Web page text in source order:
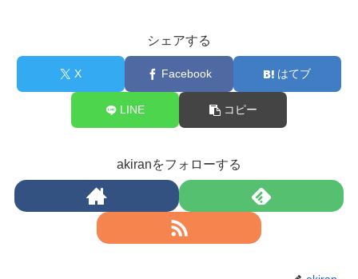
シェアする
X Facebook はてブ
LINE コピー
akiranをフォローする